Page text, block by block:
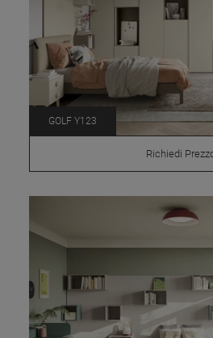
GOLF Y123
Richiedi